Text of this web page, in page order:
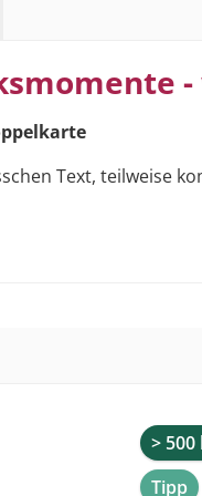
Text, teilweise
>
Tipp